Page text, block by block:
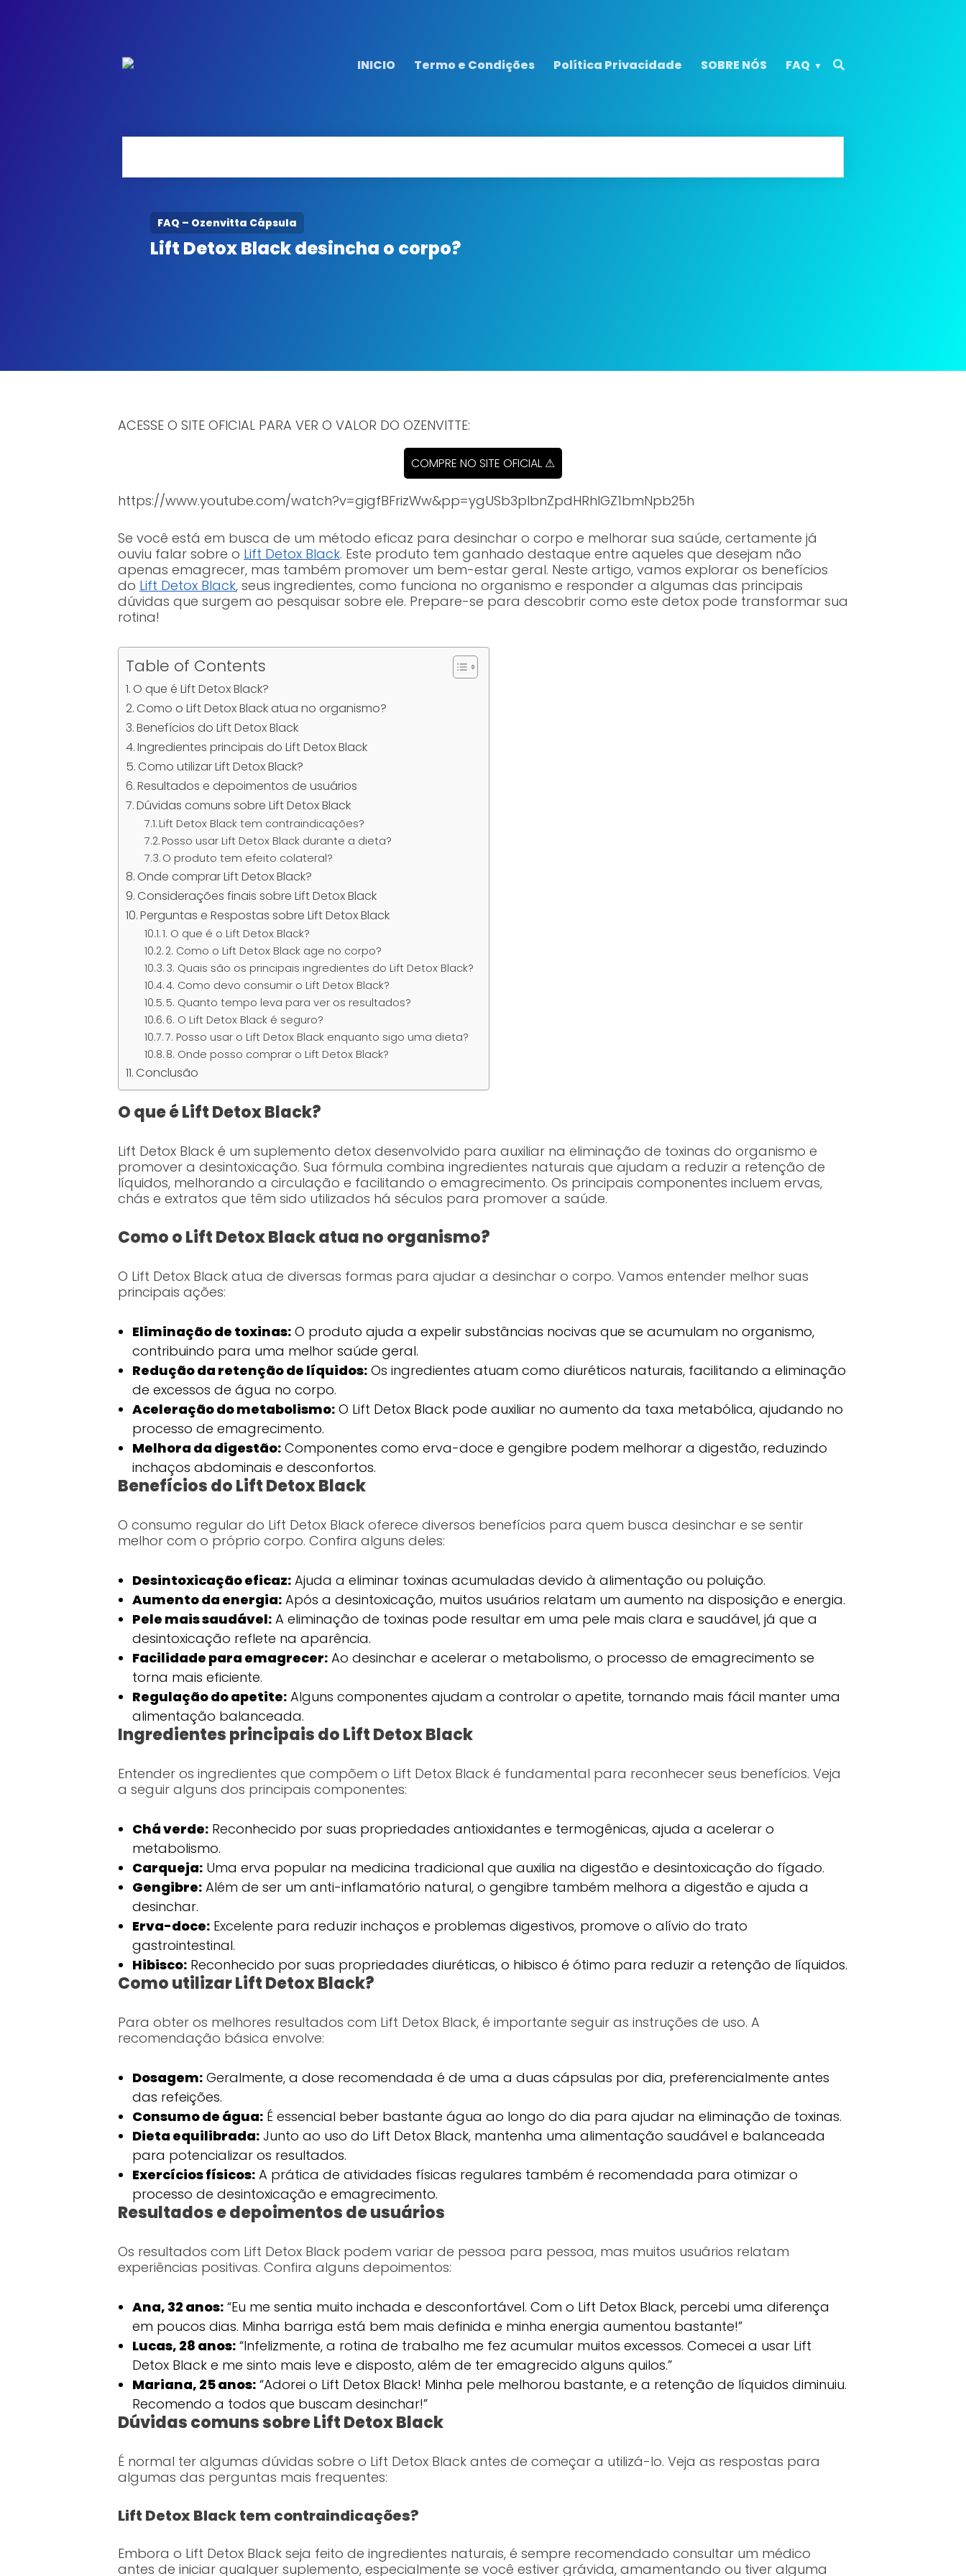
INICIO Termo e Condições Política Privacidade SOBRE NÓS FAQ
FAQ – Ozenvitta Cápsula
Lift Detox Black desincha o corpo?
ACESSE O SITE OFICIAL PARA VER O VALOR DO OZENVITTE:
COMPRE NO SITE OFICIAL ⚠
https://www.youtube.com/watch?v=gigfBFrizWw&pp=ygUSb3plbnZpdHRhIGZ1bmNpb25h
Se você está em busca de um método eficaz para desinchar o corpo e melhorar sua saúde, certamente já
ouviu falar sobre o Lift Detox Black. Este produto tem ganhado destaque entre aqueles que desejam não
apenas emagrecer, mas também promover um bem-estar geral. Neste artigo, vamos explorar os benefícios
do Lift Detox Black, seus ingredientes, como funciona no organismo e responder a algumas das principais
dúvidas que surgem ao pesquisar sobre ele. Prepare-se para descobrir como este detox pode transformar sua
rotina!
Table of Contents
O que é Lift Detox Black?
Como o Lift Detox Black atua no organismo?
Benefícios do Lift Detox Black
Ingredientes principais do Lift Detox Black
Como utilizar Lift Detox Black?
Resultados e depoimentos de usuários
Dúvidas comuns sobre Lift Detox Black
Lift Detox Black tem contraindicações?
Posso usar Lift Detox Black durante a dieta?
O produto tem efeito colateral?
Onde comprar Lift Detox Black?
Considerações finais sobre Lift Detox Black
Perguntas e Respostas sobre Lift Detox Black
1. O que é o Lift Detox Black?
2. Como o Lift Detox Black age no corpo?
3. Quais são os principais ingredientes do Lift Detox Black?
4. Como devo consumir o Lift Detox Black?
5. Quanto tempo leva para ver os resultados?
6. O Lift Detox Black é seguro?
7. Posso usar o Lift Detox Black enquanto sigo uma dieta?
8. Onde posso comprar o Lift Detox Black?
Conclusão
O que é Lift Detox Black?
Lift Detox Black é um suplemento detox desenvolvido para auxiliar na eliminação de toxinas do organismo e
promover a desintoxicação. Sua fórmula combina ingredientes naturais que ajudam a reduzir a retenção de
líquidos, melhorando a circulação e facilitando o emagrecimento. Os principais componentes incluem ervas,
chás e extratos que têm sido utilizados há séculos para promover a saúde.
Como o Lift Detox Black atua no organismo?
O Lift Detox Black atua de diversas formas para ajudar a desinchar o corpo. Vamos entender melhor suas
principais ações:
Eliminação de toxinas:O produto ajuda a expelir substâncias nocivas que se acumulam no organismo,
contribuindo para uma melhor saúde geral.
Redução da retenção de líquidos:Os ingredientes atuam como diuréticos naturais, facilitando a eliminação
de excessos de água no corpo.
Aceleração do metabolismo:O Lift Detox Black pode auxiliar no aumento da taxa metabólica, ajudando no
processo de emagrecimento.
Melhora da digestão:Componentes como erva-doce e gengibre podem melhorar a digestão, reduzindo
inchaços abdominais e desconfortos.
Benefícios do Lift Detox Black
O consumo regular do Lift Detox Black oferece diversos benefícios para quem busca desinchar e se sentir
melhor com o próprio corpo. Confira alguns deles:
Desintoxicação eficaz:Ajuda a eliminar toxinas acumuladas devido à alimentação ou poluição.
Aumento da energia:Após a desintoxicação, muitos usuários relatam um aumento na disposição e energia.
Pele mais saudável:A eliminação de toxinas pode resultar em uma pele mais clara e saudável, já que a
desintoxicação reflete na aparência.
Facilidade para emagrecer:Ao desinchar e acelerar o metabolismo, o processo de emagrecimento se
torna mais eficiente.
Regulação do apetite:Alguns componentes ajudam a controlar o apetite, tornando mais fácil manter uma
alimentação balanceada.
Ingredientes principais do Lift Detox Black
Entender os ingredientes que compõem o Lift Detox Black é fundamental para reconhecer seus benefícios. Veja
a seguir alguns dos principais componentes:
Chá verde:Reconhecido por suas propriedades antioxidantes e termogênicas, ajuda a acelerar o
metabolismo.
Carqueja:Uma erva popular na medicina tradicional que auxilia na digestão e desintoxicação do fígado.
Gengibre:Além de ser um anti-inflamatório natural, o gengibre também melhora a digestão e ajuda a
desinchar.
Erva-doce:Excelente para reduzir inchaços e problemas digestivos, promove o alívio do trato
gastrointestinal.
Hibisco:Reconhecido por suas propriedades diuréticas, o hibisco é ótimo para reduzir a retenção de líquidos.
Como utilizar Lift Detox Black?
Para obter os melhores resultados com Lift Detox Black, é importante seguir as instruções de uso. A
recomendação básica envolve:
Dosagem:Geralmente, a dose recomendada é de uma a duas cápsulas por dia, preferencialmente antes
das refeições.
Consumo de água:É essencial beber bastante água ao longo do dia para ajudar na eliminação de toxinas.
Dieta equilibrada:Junto ao uso do Lift Detox Black, mantenha uma alimentação saudável e balanceada
para potencializar os resultados.
Exercícios físicos:A prática de atividades físicas regulares também é recomendada para otimizar o
processo de desintoxicação e emagrecimento.
Resultados e depoimentos de usuários
Os resultados com Lift Detox Black podem variar de pessoa para pessoa, mas muitos usuários relatam
experiências positivas. Confira alguns depoimentos:
Ana, 32 anos:“Eu me sentia muito inchada e desconfortável. Com o Lift Detox Black, percebi uma diferença
em poucos dias. Minha barriga está bem mais definida e minha energia aumentou bastante!”
Lucas, 28 anos:“Infelizmente, a rotina de trabalho me fez acumular muitos excessos. Comecei a usar Lift
Detox Black e me sinto mais leve e disposto, além de ter emagrecido alguns quilos.”
Mariana, 25 anos:“Adorei o Lift Detox Black! Minha pele melhorou bastante, e a retenção de líquidos diminuiu.
Recomendo a todos que buscam desinchar!”
Dúvidas comuns sobre Lift Detox Black
É normal ter algumas dúvidas sobre o Lift Detox Black antes de começar a utilizá-lo. Veja as respostas para
algumas das perguntas mais frequentes:
Lift Detox Black tem contraindicações?
Embora o Lift Detox Black seja feito de ingredientes naturais, é sempre recomendado consultar um médico
antes de iniciar qualquer suplemento, especialmente se você estiver grávida, amamentando ou tiver alguma